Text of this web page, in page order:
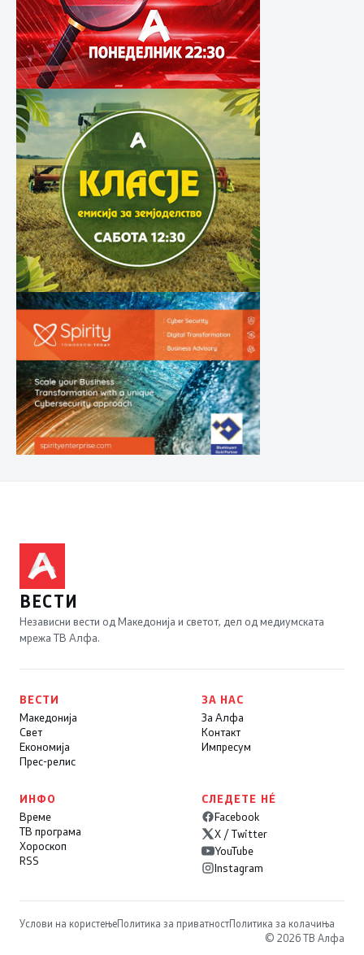
ВЕСТИ
Независни вести од Македонија и светот, дел од медиумската
мрежа ТВ Алфа.
ВЕСТИ
Македонија
Свет
Економија
Прес-релис
ЗА НАС
За Алфа
Контакт
Импресум
ИНФО
Време
ТВ програма
Хороскоп
RSS
СЛЕДЕТЕ НÉ
Facebook
X / Twitter
YouTube
Instagram
Услови на користењеПолитика за приватностПолитика за колачиња
© 2026 ТВ Алфа